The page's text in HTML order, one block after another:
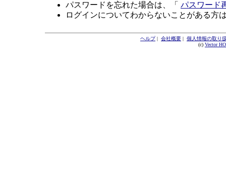
パスワードを忘れた場合は、「 パスワード
ログインについてわからないことがある方
ヘルプ| 会社概要 | 個人情報の取り
(c) Vector